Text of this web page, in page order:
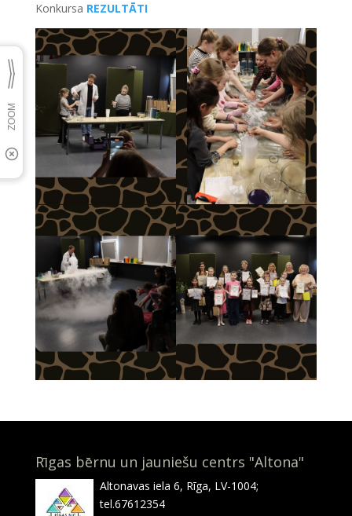
Konkursa REZULTĀTI
Rīgas bērnu un jauniešu centrs "Altona"
Altonavas iela 6, Rīga, LV-1004;
tel.67612354